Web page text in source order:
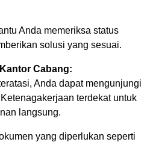
Anda memeriksa status
solusi yang sesuai.
Cabang:
Anda dapat mengunjungi
terdekat untuk
langsung.
yang diperlukan seperti